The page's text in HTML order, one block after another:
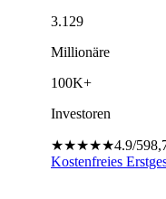
3.129
Millionäre
100K+
Investoren
★★★★★4.9/5
Kostenfreies